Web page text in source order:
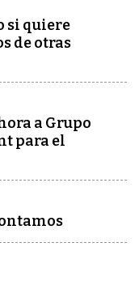
si quiere
de otras
a Grupo
para el